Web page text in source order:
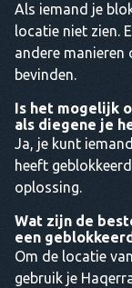
Als iemand je
locatie niet zien.
andere manieren
bevinden.
Is het mogelijk
als diegene je
Ja, je kunt
heeft
oplossing.
Wat zijn de
een
Om de locatie
gebruik je